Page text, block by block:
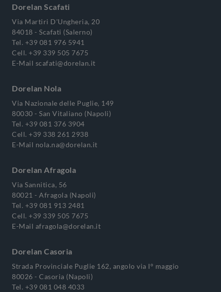
Dorelan Scafati
Via Martiri D'Ungheria, 20
84018 - Scafati (Salerno)
Tel. +39 081 976 5941
Cell. +39 339 505 7675
E-Mail scafati@dorelan.it
Dorelan Nola
Via Nazionale delle Puglie, 149
80030 - San Vitaliano (Napoli)
Tel. +39 081 376 3904
Cell. +39 338 261 2938
E-Mail nola.na@dorelan.it
Dorelan Afragola
Via Sannitica, 56
80021 - Afragola (Napoli)
Tel. +39 081 913 2481
Cell. +39 339 505 7675
E-Mail afragola@dorelan.it
Dorelan Casoria
Strada Provinciale Puglie 162, angolo via I° maggio
80026 - Casoria (Napoli)
Tel. +39 081 048 4033